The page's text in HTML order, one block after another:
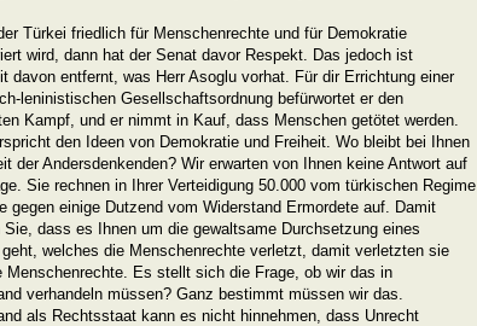
Türkei friedlich für Menschenrechte und für Demokratie
wird, dann hat der Senat davor Respekt. Das jedoch ist
davon entfernt, was Herr Asoglu vorhat. Für dir Errichtung einer
leninistischen Gesellschaftsordnung befürwortet er den
Kampf, und er nimmt in Kauf, dass Menschen getötet werden.
den Ideen von Demokratie und Freiheit. Wo bleibt bei Ihnen
der Andersdenkenden? Wir erwarten von Ihnen keine Antwort auf
Sie rechnen in Ihrer Verteidigung 50.000 vom türkischen Regime
gegen einige Dutzend vom Widerstand Ermordete auf. Damit
Sie, dass es Ihnen um die gewaltsame Durchsetzung eines
welches die Menschenrechte verletzt, damit verletzten sie
Menschenrechte. Es stellt sich die Frage, ob wir das in
verhandeln müssen? Ganz bestimmt müssen wir das.
als Rechtsstaat kann es nicht hinnehmen, dass Unrecht